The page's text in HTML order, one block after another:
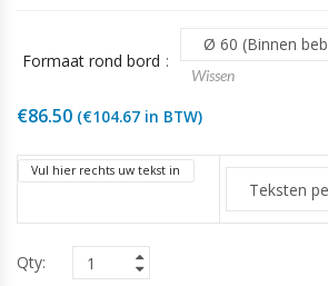
Formaat rond bord
Wissen
€86.50 (€104.67 in BTW)
Vul hier rechts uw tekst in